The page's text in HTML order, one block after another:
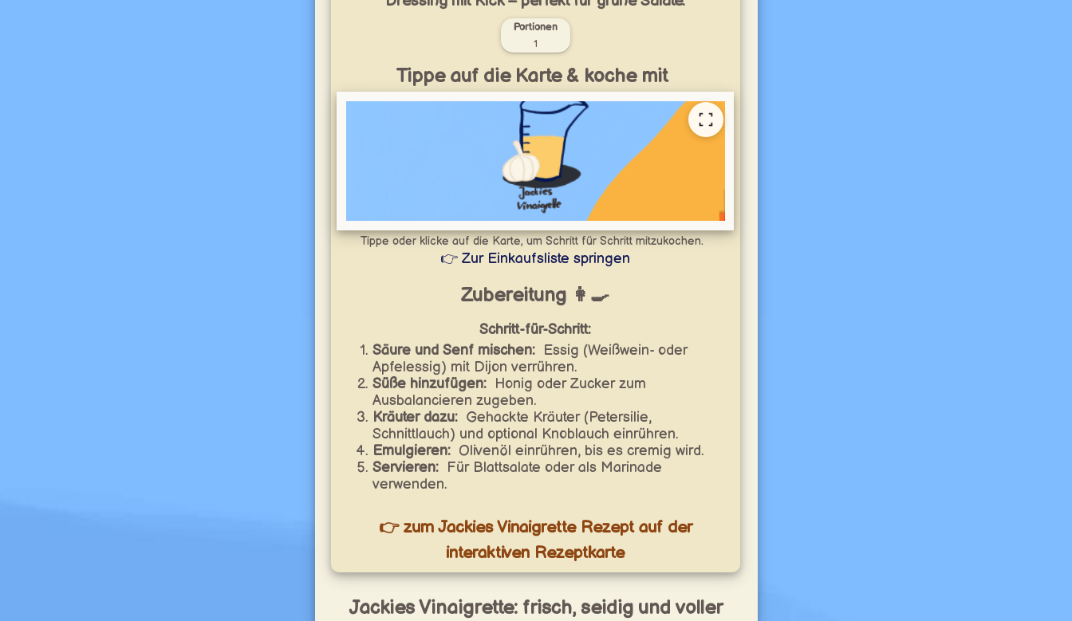
Portionen
1
Tippe auf die Karte & koche mit
Tippe oder klicke auf die Karte, um Schritt für Schritt mitzukochen.
👉 Zur Einkaufsliste springen
Zubereitung 👩‍🍳
Schritt-für-Schritt:
Säure und Senf mischen: Essig (Weißwein- oder
Apfelessig) mit Dijon verrühren.
Süße hinzufügen: Honig oder Zucker zum
Ausbalancieren zugeben.
Kräuter dazu: Gehackte Kräuter (Petersilie,
Schnittlauch) und optional Knoblauch einrühren.
Emulgieren: Olivenöl einrühren, bis es cremig wird.
Servieren: Für Blattsalate oder als Marinade
verwenden.
👉 zum Jackies Vinaigrette Rezept auf der
interaktiven Rezeptkarte
Jackies Vinaigrette: frisch, seidig und voller